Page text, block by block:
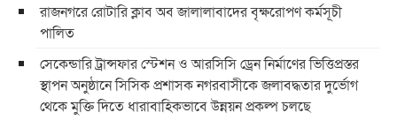
রাজনগরে রোটারি ক্লাব অব জালালাবাদের বৃক্ষরোপণ কর্মসূচী
পালিত
সেকেন্ডারি ট্রান্সফার স্টেশন ও আরসিসি ড্রেন নির্মাণের ভিত্তিপ্রস্তর
স্থাপন অনুষ্ঠানে সিসিক প্রশাসক নগরবাসীকে জলাবদ্ধতার দুর্ভোগ
থেকে মুক্তি দিতে ধারাবাহিকভাবে উন্নয়ন প্রকল্প চলছে